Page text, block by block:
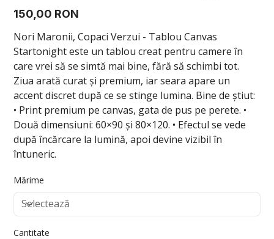
Preț
150,00 RON
Nori Maronii, Copaci Verzui - Tablou Canvas
Startonight este un tablou creat pentru camere în
care vrei să se simtă mai bine, fără să schimbi tot.
Ziua arată curat și premium, iar seara apare un
accent discret după ce se stinge lumina. Bine de știut:
• Print premium pe canvas, gata de pus pe perete. •
Două dimensiuni: 60×90 și 80×120. • Efectul se vede
după încărcare la lumină, apoi devine vizibil în
întuneric.
Mărime
Cantitate